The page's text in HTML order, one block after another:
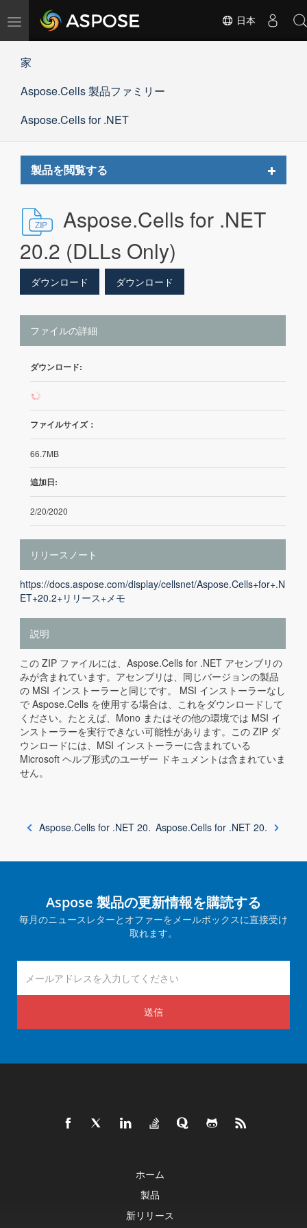
ナ
ー
ョ
の
日本
家
Aspose.Cells 製品ファミリー
Aspose.Cells for .NET
製品を閲覧する
Toggle
Aspose.Cells for .NET
20.2 (DLLs Only)
ダウンロード ダウンロード
ファイルの詳細
ダウンロード:
100
ファイルサイズ：
66.7MB
追加日:
2/20/2020
リリースノート
https://docs.aspose.com/display/cellsnet/Aspose.Cells+for+.N
ET+20.2+リリース+メモ
説明
この ZIP ファイルには、Aspose.Cells for .NET アセンブリの
みが含まれています。アセンブリは、同じバージョンの製品
の MSI インストーラーと同じです。 MSI インストーラーなし
で Aspose.Cells を使用する場合は、これをダウンロードして
ください。たとえば、Mono またはその他の環境では MSI イ
ンストーラーを実行できない可能性があります。この ZIP ダ
ウンロードには、MSI インストーラーに含まれている
Microsoft ヘルプ形式のユーザー ドキュメントは含まれていま
せん。
Aspose.Cells for .NET 20. Aspose.Cells for .NET 20.
Aspose 製品の更新情報を購読する
毎月のニュースレターとオファーをメールボックスに直接受け
取れます。
送信
ホーム
製品
新リリース